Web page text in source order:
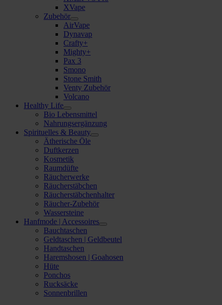
XVape
Zubehör
AirVape
Dynavap
Crafty+
Mighty+
Pax 3
Smono
Stone Smith
Venty Zubehör
Volcano
Healthy Life
Bio Lebensmittel
Nahrungsergänzung
Spirituelles & Beauty
Ätherische Öle
Duftkerzen
Kosmetik
Raumdüfte
Räucherwerke
Räucherstäbchen
Räucherstäbchenhalter
Räucher-Zubehör
Wassersteine
Hanfmode | Accessoires
Bauchtaschen
Geldtaschen | Geldbeutel
Handtaschen
Haremshosen | Goahosen
Hüte
Ponchos
Rucksäcke
Sonnenbrillen